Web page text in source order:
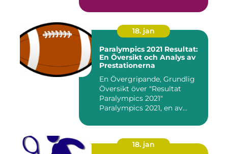
18. jan
Paralympics 2021 Resultat:
En Översikt och Analys av
Prestationerna
En Övergripande, Grundlig
Översikt över "Resultat
Paralympics 2021"
Paralympics 2021, en av
18. jan